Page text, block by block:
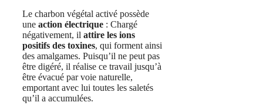
Le charbon végétal activé possède
une action électrique : Chargé
négativement, il attire les ions
positifs des toxines, qui forment ainsi
des amalgames. Puisqu’il ne peut pas
être digéré, il réalise ce travail jusqu’à
être évacué par voie naturelle,
emportant avec lui toutes les saletés
qu’il a accumulées.